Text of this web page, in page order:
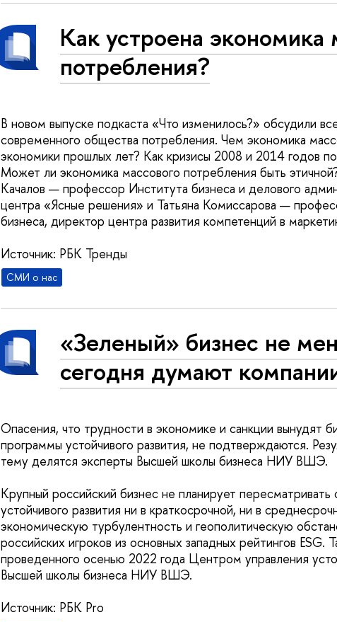
Как устроена экономика
потребления?
В новом выпуске подкаста «Что изменилось?» обсудили
современного общества потребления. Чем экономика
экономики прошлых лет? Как кризисы 2008 и 2014 годов
Может ли экономика массового потребления быть
Качалов — профессор Института бизнеса и делового
центра «Ясные решения» и Татьяна Комиссарова —
бизнеса, директор центра развития компетенций в
Источник: РБК Тренды
СМИ о нас
«Зеленый» бизнес не
сегодня думают
Опасения, что трудности в экономике и санкции вынудят
программы устойчивого развития, не подтверждаются.
тему делятся эксперты Высшей школы бизнеса НИУ ВШЭ.
Крупный российский бизнес не планирует пересматривать
устойчивого развития ни в краткосрочной, ни в
экономическую турбулентность и геополитическую
российских игроков из основных западных рейтингов ESG.
проведенного осенью 2022 года Центром управления
Высшей школы бизнеса НИУ ВШЭ.
Источник: РБК Pro